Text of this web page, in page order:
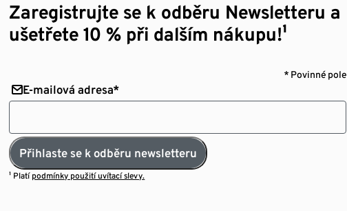
Zaregistrujte se k odběru Newsletteru a
ušetřete 10 % při dalším nákupu!¹
* Povinné pole
E-mailová adresa*
Přihlaste se k odběru newsletteru
¹ Platí podmínky použití uvítací slevy.